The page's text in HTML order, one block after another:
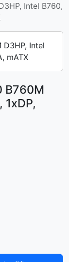
Intel B760,
B760M
1xDP,